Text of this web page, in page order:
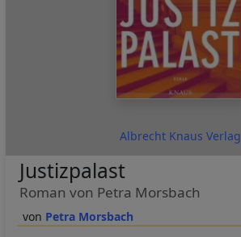
Albrecht Knaus Verlag
Petra Morsbach
Justizpalast
Roman von Petra Morsbach